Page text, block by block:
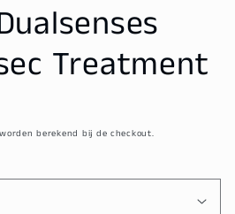
Treatment
worden berekend bij de checkout.